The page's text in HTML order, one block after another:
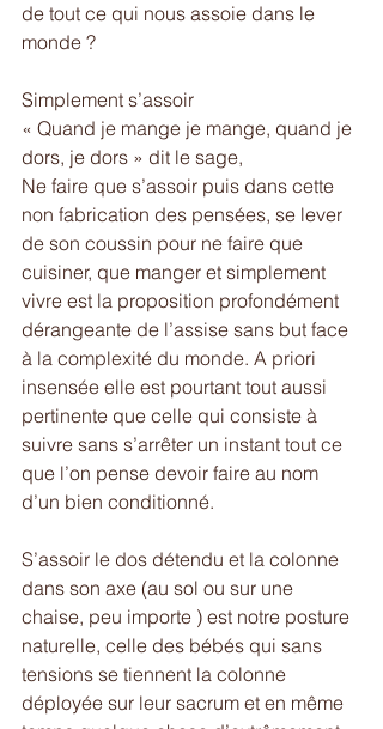
de tout ce qui nous assoie dans le
monde ?
Simplement s’assoir
« Quand je mange je mange, quand je
dors, je dors » dit le sage,
Ne faire que s’assoir puis dans cette
non fabrication des pensées, se lever
de son coussin pour ne faire que
cuisiner, que manger et simplement
vivre est la proposition profondément
dérangeante de l’assise sans but face
à la complexité du monde. A priori
insensée elle est pourtant tout aussi
pertinente que celle qui consiste à
suivre sans s’arrêter un instant tout ce
que l’on pense devoir faire au nom
d’un bien conditionné.
S’assoir le dos détendu et la colonne
dans son axe (au sol ou sur une
chaise, peu importe ) est notre posture
naturelle, celle des bébés qui sans
tensions se tiennent la colonne
déployée sur leur sacrum et en même